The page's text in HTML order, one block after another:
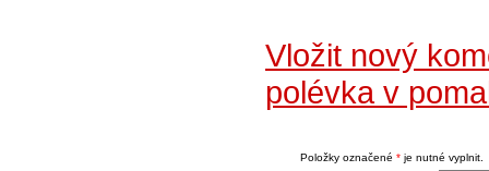
Vložit nový
polévka v
Položky označené *je nutné vyplnit.